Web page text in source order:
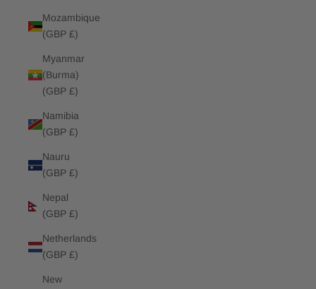
Mozambique
(GBP £)
Myanmar
(Burma)
(GBP £)
Namibia
(GBP £)
Nauru
(GBP £)
Nepal
(GBP £)
Netherlands
(GBP £)
New